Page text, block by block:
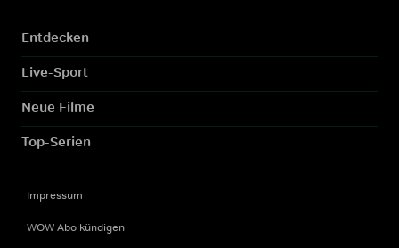
Entdecken
Live-Sport
Neue Filme
Top-Serien
Impressum
WOW Abo kündigen